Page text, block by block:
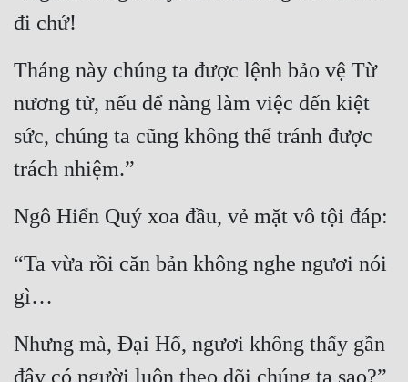
đi chứ!
Tháng này chúng ta được lệnh bảo vệ Từ
nương tử, nếu để nàng làm việc đến kiệt
sức, chúng ta cũng không thể tránh được
trách nhiệm.”
Ngô Hiển Quý xoa đầu, vẻ mặt vô tội đáp:
“Ta vừa rồi căn bản không nghe ngươi nói
gì…
Nhưng mà, Đại Hổ, ngươi không thấy gần
đây có người luôn theo dõi chúng ta sao?”